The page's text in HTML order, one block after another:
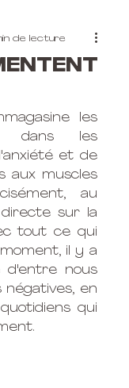
de lecture
les
dans les
et de
aux muscles
au
sur la
tout ce qui
il y a
d'entre nous
négatives, en
qui